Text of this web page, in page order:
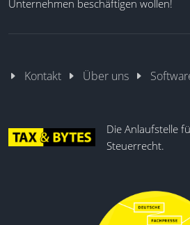
Unternehmen beschäftigen wollen!
Kontakt Über uns
Die Anlaufstelle
Steuerrecht.